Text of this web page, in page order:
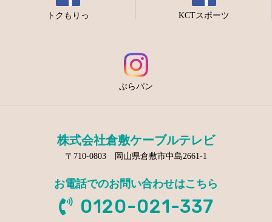
トクもりっ KCTスポーツ
ぶらパン
株式会社倉敷ケーブルテレビ
〒710-0803 岡山県倉敷市中島2661-1
お電話でのお問い合わせはこちら
0120-021-337